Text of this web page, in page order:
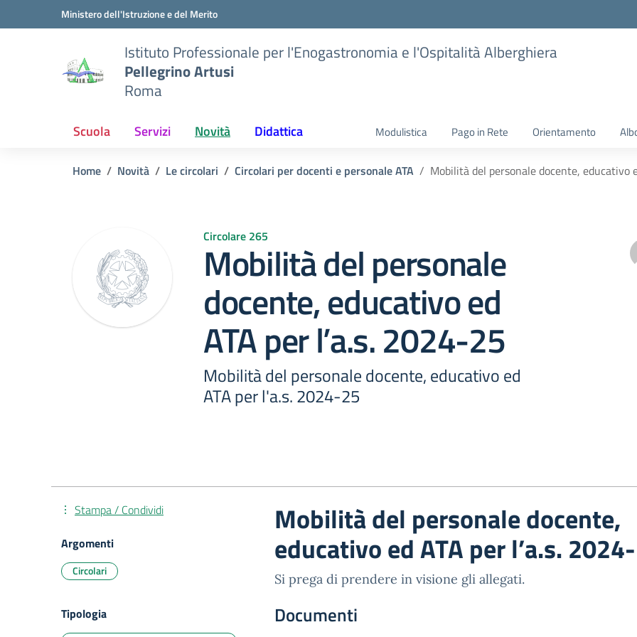
Vai ai contenuti
Vai al menu di navigazioneMinistero dell'Istruzione e del Merito
Istituto Professionale per l'Enogastronomia e l'Ospitalità Alberghiera
Pellegrino Artusi
Roma
Scuola Servizi Novità Didattica Modulistica Pago in Rete Orientamento
Home Novità Le circolari Circolari per docenti e personale ATA Mobilità del personale docente, educativo
Circolare 265
Mobilità del personale
docente, educativo ed
ATA per l’a.s. 2024-25
Mobilità del personale docente, educativo ed
ATA per l'a.s. 2024-25
Mobilità del personale docente,
educativo ed ATA per l’a.s.
Si prega di prendere in visione gli allegati.
Documenti
Stampa / Condividi
Argomenti
Circolari
Tipologia